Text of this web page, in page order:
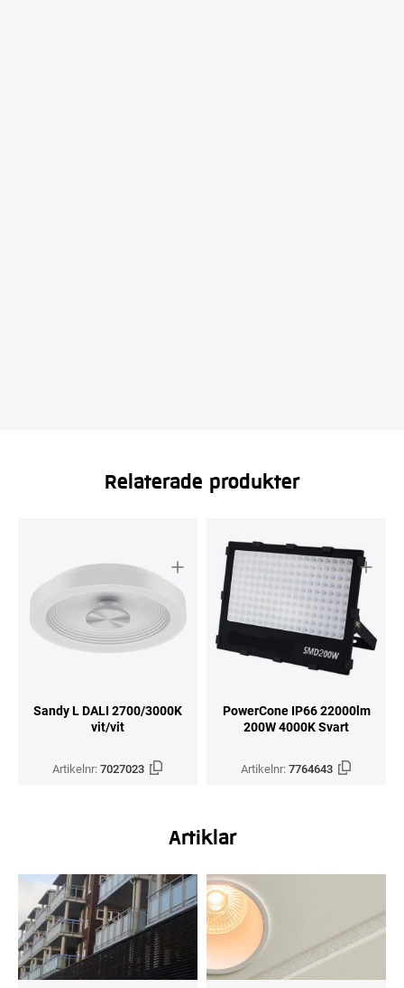
Relaterade produkter
Sandy L DALI 2700/3000K
vit/vit
Artikelnr:7027023
PowerCone IP66 22000lm
200W 4000K Svart
Artikelnr:7764643
Artiklar